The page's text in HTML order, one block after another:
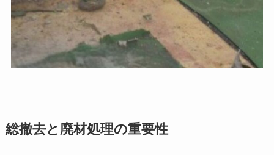
総撤去と廃材処理の重要性